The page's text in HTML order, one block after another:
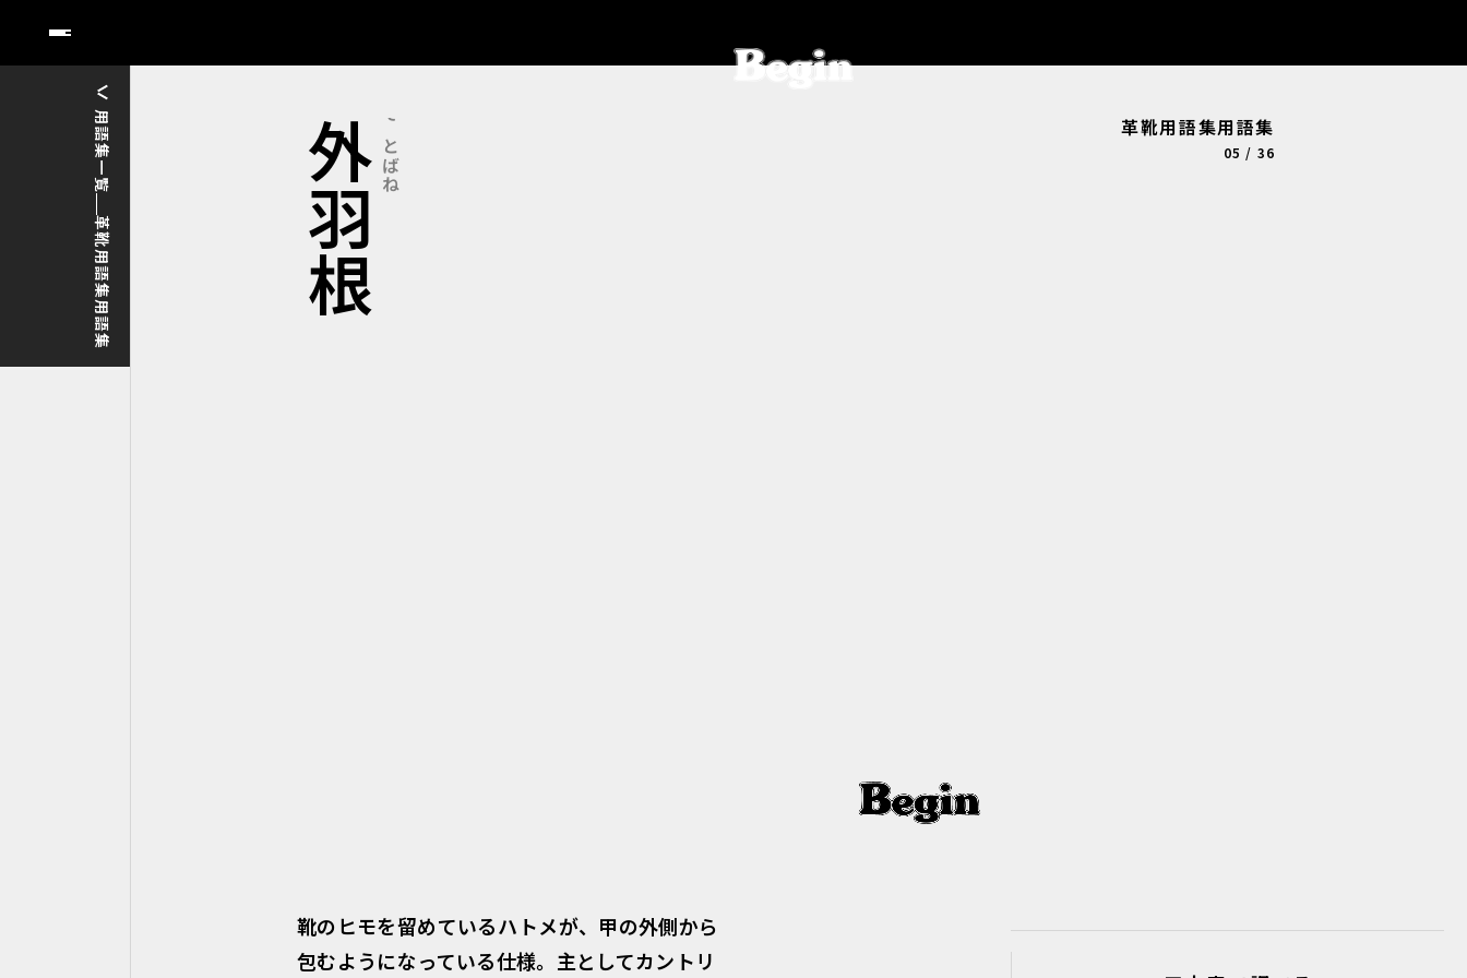
用語集一覧
革靴用語集用語集 外羽根そとばね 革靴用語集用語集
05 / 36
靴のヒモを留めているハトメが、甲の外側から
包むようになっている仕様。主としてカントリ